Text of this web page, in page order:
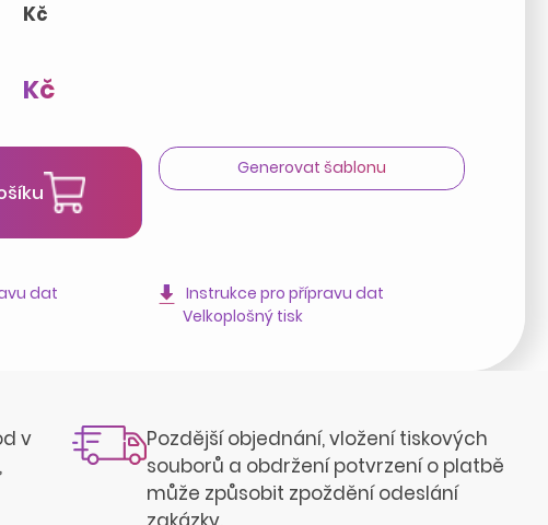
Kč
Kč
Generovat šablonu
dat
Instrukce pro přípravu dat
Velkoplošný tisk
v
Pozdější objednání, vložení tiskových
souborů a obdržení potvrzení o platbě
může způsobit zpoždění odeslání